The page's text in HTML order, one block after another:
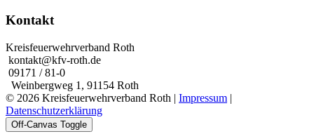
Kontakt
Kreisfeuerwehrverband Roth
kontakt@kfv-roth.de
09171 / 81-0
Weinbergweg 1, 91154 Roth
© 2026 Kreisfeuerwehrverband Roth | Impressum |
Datenschutzerklärung
Off-Canvas Toggle